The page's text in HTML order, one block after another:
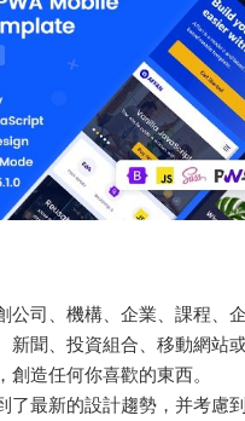
公司、機構、企業、課程、
新聞、投資組合、移動網站
創造任何你喜歡的東西。
了最新的設計趨勢，并考慮